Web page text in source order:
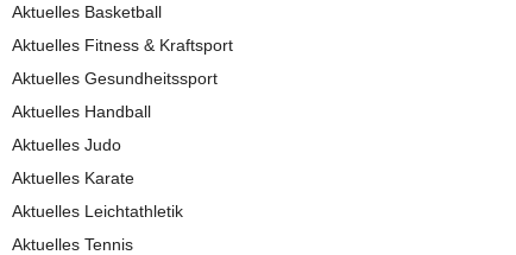
Aktuelles Basketball
Aktuelles Fitness & Kraftsport
Aktuelles Gesundheitssport
Aktuelles Handball
Aktuelles Judo
Aktuelles Karate
Aktuelles Leichtathletik
Aktuelles Tennis